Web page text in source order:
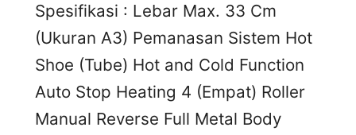
Spesifikasi : Lebar Max. 33 Cm
(Ukuran A3) Pemanasan Sistem Hot
Shoe (Tube) Hot and Cold Function
Auto Stop Heating 4 (Empat) Roller
Manual Reverse Full Metal Body